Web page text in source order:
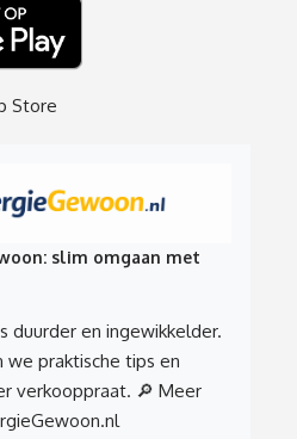
slim omgaan met
duurder en ingewikkelder.
we praktische tips en
verkooppraat. 🔎 Meer